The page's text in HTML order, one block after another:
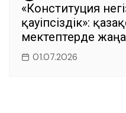
«Конституция
қауіпсіздік»:
мектептерде жаңа
01.07.2026